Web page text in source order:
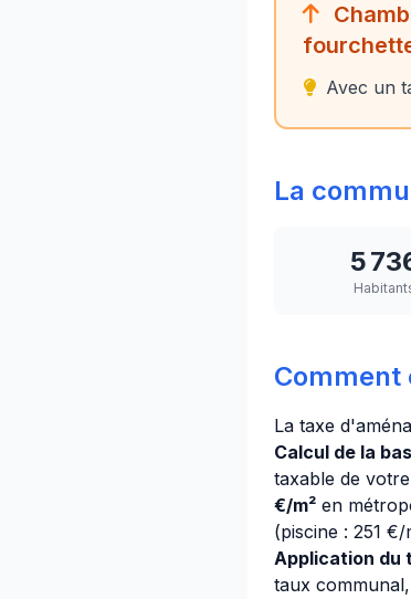
Avec un
La
5
Comment
La taxe
Calcul de la
taxable de
€/m² en
(piscine : 251
Application du
taux